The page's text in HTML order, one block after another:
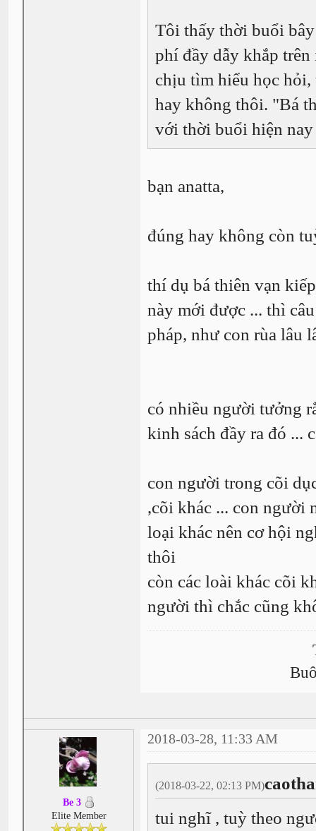
Tôi thấy thời buổi
phí đầy dẫy khắp
chịu tìm hiểu học hỏi,
hay không thôi. "Bá
với thời buổi hiện nay
bạn anatta,
đúng hay không còn
thí dụ bá thiên vạn
này mới được ... thì
pháp, như con rùa lâu
có nhiều người tưởng
kinh sách đầy ra đó ...
con người trong cõi
,cõi khác ... con người
loại khác nên cơ hội
thôi
còn các loài khác cõi
người thì chắc cũng
Be 3
Elite Member
2018-03-28, 11:33 AM
(2018-03-22, 02:13 PM)
tui nghĩ , tuỳ theo